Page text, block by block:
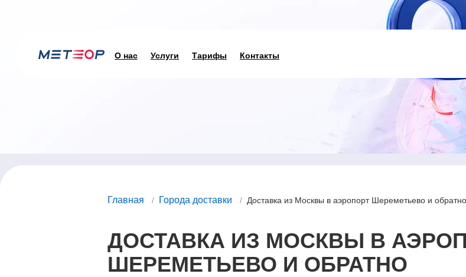
О нас Услуги Тарифы Контакты
Главная / Города доставки / Доставка из Москвы в аэропорт Шереметьево и обратно
ДОСТАВКА ИЗ МОСКВЫ В
ШЕРЕМЕТЬЕВО И ОБРАТНО